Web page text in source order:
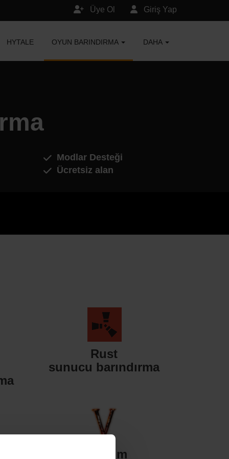
Giriş Yap
Üye Ol
HYTALE OYUN BARINDIRMA DAHA
Modlar Desteği
Ücretsiz alan
Rust
sunucu barındırma
Valheim